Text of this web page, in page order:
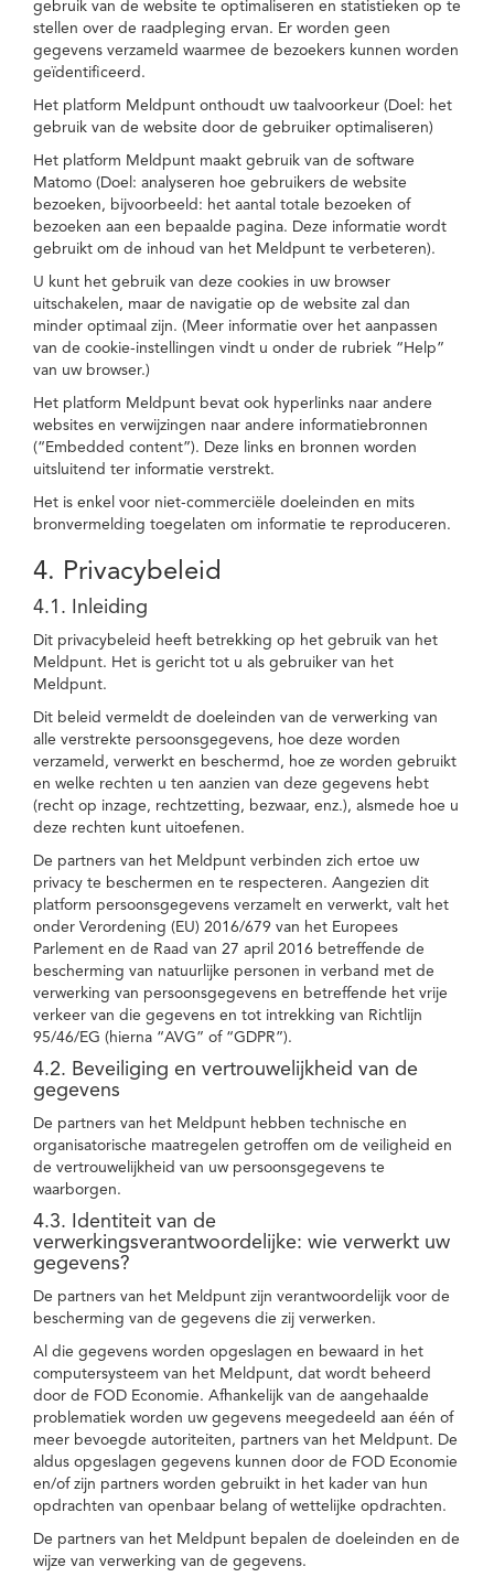
gebruik van de website te optimaliseren en statistieken op te
stellen over de raadpleging ervan. Er worden geen
gegevens verzameld waarmee de bezoekers kunnen worden
geïdentificeerd.
Het platform Meldpunt onthoudt uw taalvoorkeur (Doel: het
gebruik van de website door de gebruiker optimaliseren)
Het platform Meldpunt maakt gebruik van de software
Matomo (Doel: analyseren hoe gebruikers de website
bezoeken, bijvoorbeeld: het aantal totale bezoeken of
bezoeken aan een bepaalde pagina. Deze informatie wordt
gebruikt om de inhoud van het Meldpunt te verbeteren).
U kunt het gebruik van deze cookies in uw browser
uitschakelen, maar de navigatie op de website zal dan
minder optimaal zijn. (Meer informatie over het aanpassen
van de cookie-instellingen vindt u onder de rubriek “Help”
van uw browser.)
Het platform Meldpunt bevat ook hyperlinks naar andere
websites en verwijzingen naar andere informatiebronnen
(“Embedded content”). Deze links en bronnen worden
uitsluitend ter informatie verstrekt.
Het is enkel voor niet-commerciële doeleinden en mits
bronvermelding toegelaten om informatie te reproduceren.
4. Privacybeleid
4.1. Inleiding
Dit privacybeleid heeft betrekking op het gebruik van het
Meldpunt. Het is gericht tot u als gebruiker van het
Meldpunt.
Dit beleid vermeldt de doeleinden van de verwerking van
alle verstrekte persoonsgegevens, hoe deze worden
verzameld, verwerkt en beschermd, hoe ze worden gebruikt
en welke rechten u ten aanzien van deze gegevens hebt
(recht op inzage, rechtzetting, bezwaar, enz.), alsmede hoe u
deze rechten kunt uitoefenen.
De partners van het Meldpunt verbinden zich ertoe uw
privacy te beschermen en te respecteren. Aangezien dit
platform persoonsgegevens verzamelt en verwerkt, valt het
onder Verordening (EU) 2016/679 van het Europees
Parlement en de Raad van 27 april 2016 betreffende de
bescherming van natuurlijke personen in verband met de
verwerking van persoonsgegevens en betreffende het vrije
verkeer van die gegevens en tot intrekking van Richtlijn
95/46/EG (hierna “AVG” of “GDPR”).
4.2. Beveiliging en vertrouwelijkheid van de
gegevens
De partners van het Meldpunt hebben technische en
organisatorische maatregelen getroffen om de veiligheid en
de vertrouwelijkheid van uw persoonsgegevens te
waarborgen.
4.3. Identiteit van de
verwerkingsverantwoordelijke: wie verwerkt uw
gegevens?
De partners van het Meldpunt zijn verantwoordelijk voor de
bescherming van de gegevens die zij verwerken.
Al die gegevens worden opgeslagen en bewaard in het
computersysteem van het Meldpunt, dat wordt beheerd
door de FOD Economie. Afhankelijk van de aangehaalde
problematiek worden uw gegevens meegedeeld aan één of
meer bevoegde autoriteiten, partners van het Meldpunt. De
aldus opgeslagen gegevens kunnen door de FOD Economie
en/of zijn partners worden gebruikt in het kader van hun
opdrachten van openbaar belang of wettelijke opdrachten.
De partners van het Meldpunt bepalen de doeleinden en de
wijze van verwerking van de gegevens.